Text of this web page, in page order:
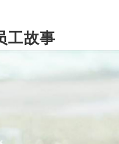
专业技术方向，设立了
，开发与培养各细分领
自身的岗位、能力、经验
职业发展双通道晋升平台
会，规范、完善了员工职
不同职级、职务应该具备的
BOE（京东方）秉承“人
工故事